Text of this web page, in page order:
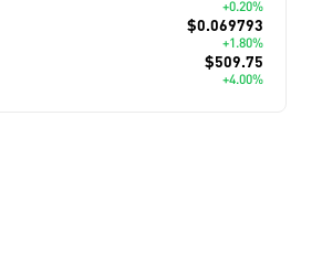
+0.20%
$0.069793
+1.80%
$509.75
+4.00%